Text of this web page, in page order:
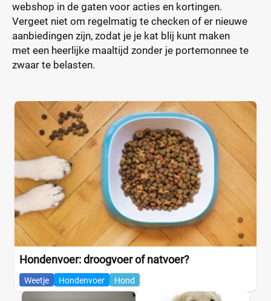
webshop in de gaten voor acties en kortingen.
Vergeet niet om regelmatig te checken of er nieuwe
aanbiedingen zijn, zodat je je kat blij kunt maken
met een heerlijke maaltijd zonder je portemonnee te
zwaar te belasten.
Hondenvoer: droogvoer of natvoer?
Weetje Hondenvoer Hond